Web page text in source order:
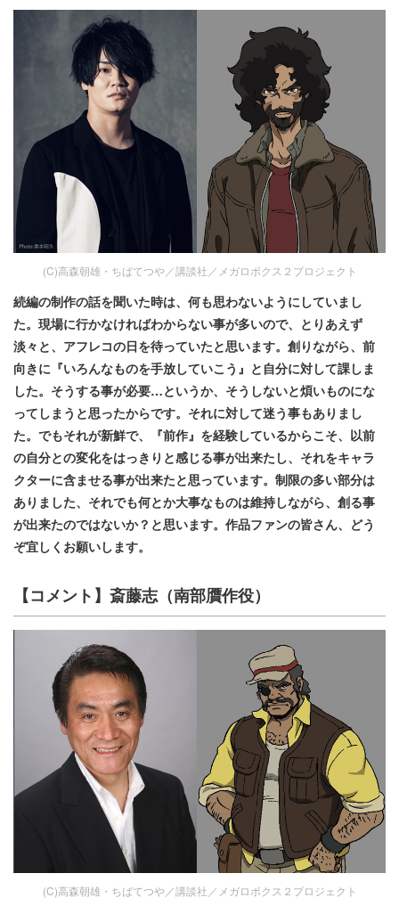
(C)高森朝雄・ちばてつや／講談社／メガロボクス２プロジェクト
続編の制作の話を聞いた時は、何も思わないようにしていまし
た。現場に行かなければわからない事が多いので、とりあえず
淡々と、アフレコの日を待っていたと思います。創りながら、前
向きに『いろんなものを手放していこう』と自分に対して課しま
した。そうする事が必要…というか、そうしないと煩いものにな
ってしまうと思ったからです。それに対して迷う事もありまし
た。でもそれが新鮮で、『前作』を経験しているからこそ、以前
の自分との変化をはっきりと感じる事が出来たし、それをキャラ
クターに含ませる事が出来たと思っています。制限の多い部分は
ありました、それでも何とか大事なものは維持しながら、創る事
が出来たのではないか？と思います。作品ファンの皆さん、どう
ぞ宜しくお願いします。
【コメント】斎藤志（南部贋作役）
(C)高森朝雄・ちばてつや／講談社／メガロボクス２プロジェクト